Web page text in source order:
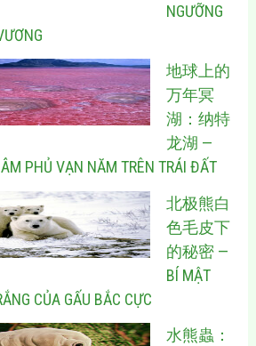
NGƯỠNG
地球上的
万年冥
湖：纳特
龙湖 —
PHỦ VẠN NĂM TRÊN TRÁI ĐẤT
北极熊白
色毛皮下
的秘密 —
BÍ MẬT
CỦA GẤU BẮC CỰC
水熊蟲：